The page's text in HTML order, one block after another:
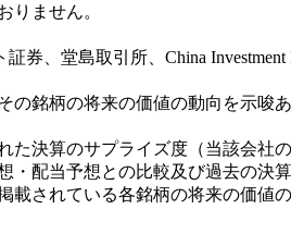
りません。
、堂島取引所、China Investment
銘柄の将来の価値の動向を示唆
決算のサプライズ度（当該会社
配当予想との比較及び過去の決
されている各銘柄の将来の価値